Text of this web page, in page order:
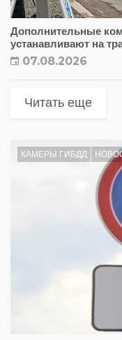
Дополнительные
устанавливают на
07.08.2026
Читать еще
КАМЕРЫ ГИБДД